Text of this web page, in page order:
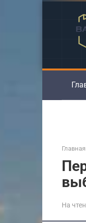
Главная
На